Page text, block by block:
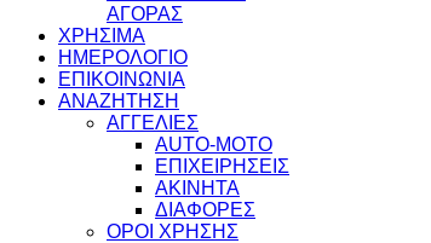
ΑΓΟΡΑΣ
ΧΡΗΣΙΜΑ
ΗΜΕΡΟΛΟΓΙΟ
ΕΠΙΚΟΙΝΩΝΙΑ
ΑΝΑΖΗΤΗΣΗ
ΑΓΓΕΛΙΕΣ
AUTO-MOTO
ΕΠΙΧΕΙΡΗΣΕΙΣ
ΑΚΙΝΗΤΑ
ΔΙΑΦΟΡΕΣ
ΟΡΟΙ ΧΡΗΣΗΣ